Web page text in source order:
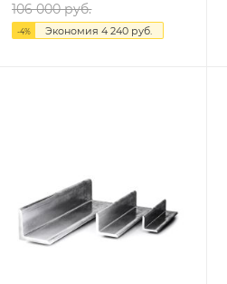
106 000руб.
-4% Экономия4 240 руб.